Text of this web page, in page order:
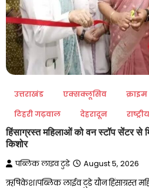
उत्तराखंड एक्सक्लूसिव क्राइम
टिहरी गढ़वाल
देहरादून राष्ट्रीय
हिंसाग्रस्त महिलाओं को वन स्टॉप सेंटर से
किशोर
पब्लिक लाइव टुडे August 5, 2026
ऋषिकेश।पब्लिक लाईव टुडे यौन हिंसाग्रस्त